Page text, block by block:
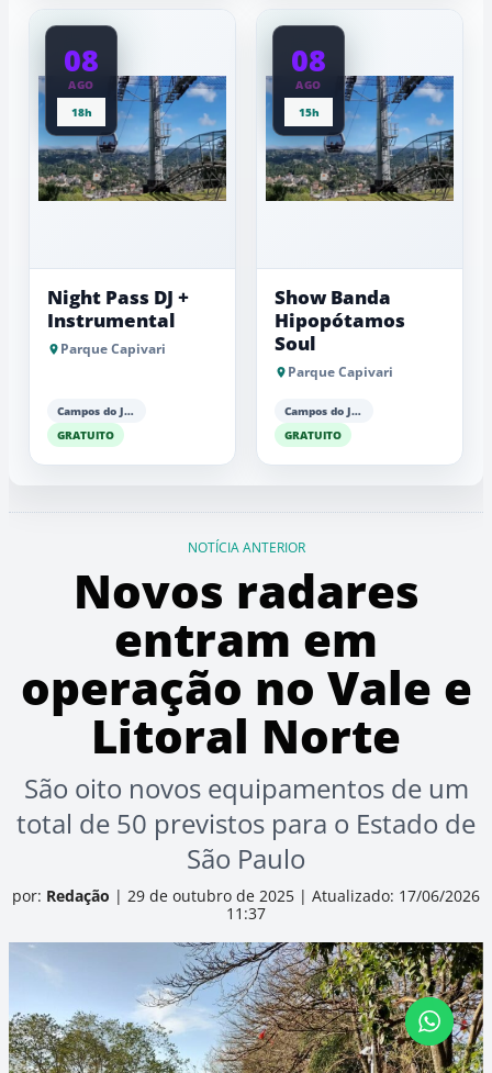
08
AGO
18h
Night Pass DJ +
Instrumental
Parque Capivari
Campos do Jordão
GRATUITO
08
AGO
15h
Show Banda
Hipopótamos
Soul
Parque Capivari
Campos do Jordão
GRATUITO
NOTÍCIA ANTERIOR
Novos radares
entram em
operação no Vale e
Litoral Norte
São oito novos equipamentos de um
total de 50 previstos para o Estado de
São Paulo
por: Redação | 29 de outubro de 2025 | Atualizado: 17/06/2026
11:37